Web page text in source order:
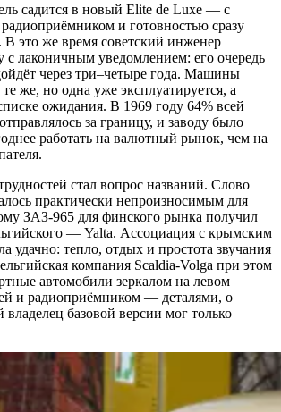
садится в новый Elite de Luxe — с
и готовностью сразу
В это же время советский инженер
с лаконичным уведомлением: его очередь
через три–четыре года. Машины
же, но одна уже эксплуатируется, а
ожидания. В 1969 году 64% всей
за границу, и заводу было
работать на валютный рынок, чем на
стал вопрос названий. Слово
практически непроизносимым для
ЗАЗ-965 для финского рынка получил
— Yalta. Ассоциация с крымским
удачно: тепло, отдых и простота звучания
компания Scaldia-Volga при этом
автомобили зеркалом на левом
и радиоприёмником — деталями, о
владелец базовой версии мог только